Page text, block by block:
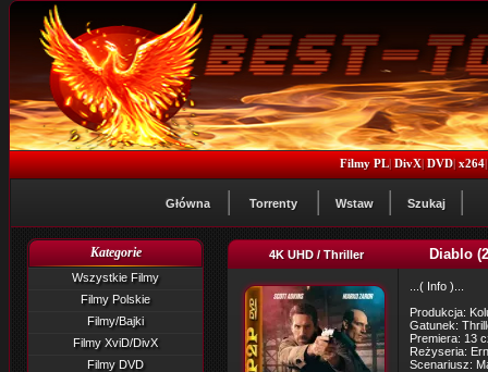
Filmy PL|DivX|DVD|x264
Główna Torrenty Wstaw Szukaj
Kategorie
Wszystkie Filmy
Filmy Polskie
Filmy/Bajki
Filmy XviD/DivX
Filmy DVD
4K UHD / Thriller Diablo
...( Info )...
Produkcja:
Gatunek:
Premiera: 13
Reżyseria:
Scenariusz: